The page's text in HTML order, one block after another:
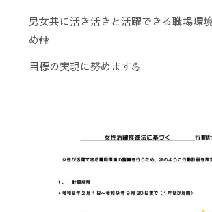
男女共に活き活きと活躍できる職場環
め👫
目標の実現に努めます💪